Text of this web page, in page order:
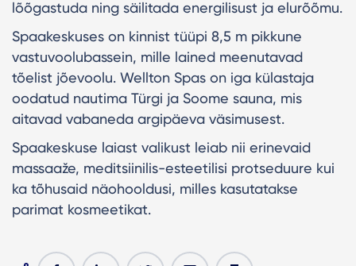
lõõgastuda ning säilitada energilisust ja elurõõmu.
Spaakeskuses on kinnist tüüpi 8,5 m pikkune
vastuvoolubassein, mille lained meenutavad
tõelist jõevoolu. Wellton Spas on iga külastaja
oodatud nautima Türgi ja Soome sauna, mis
aitavad vabaneda argipäeva väsimusest.
Spaakeskuse laiast valikust leiab nii erinevaid
massaaže, meditsiinilis-esteetilisi protseduure kui
ka tõhusaid näohooldusi, milles kasutatakse
parimat kosmeetikat.